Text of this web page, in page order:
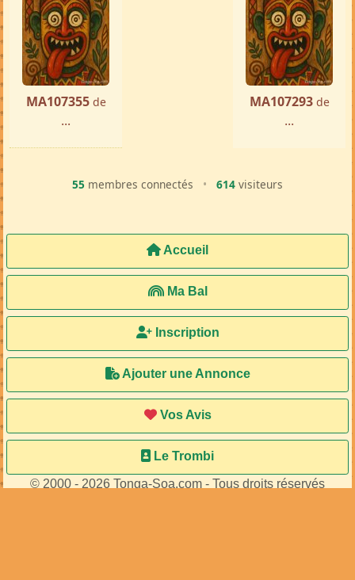
MA107355 de
...
MA107293 de
...
55 membres connectés • 614 visiteurs
Accueil
Ma Bal
Inscription
Ajouter une Annonce
Vos Avis
Le Trombi
© 2000 - 2026 Tonga-Soa.com - Tous droits réservés